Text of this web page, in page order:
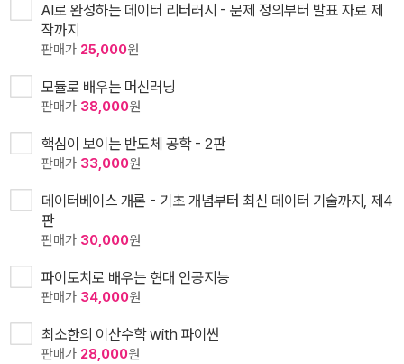
AI로 완성하는 데이터 리터러시 - 문제 정의부터 발표 자료 제
작까지
판매가 25,000원
모듈로 배우는 머신러닝
판매가 38,000원
핵심이 보이는 반도체 공학 - 2판
판매가 33,000원
데이터베이스 개론 - 기초 개념부터 최신 데이터 기술까지, 제4
판
판매가 30,000원
파이토치로 배우는 현대 인공지능
판매가 34,000원
최소한의 이산수학 with 파이썬
판매가 28,000원